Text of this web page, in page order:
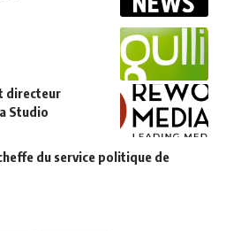
directeur
Studio
du service politique de